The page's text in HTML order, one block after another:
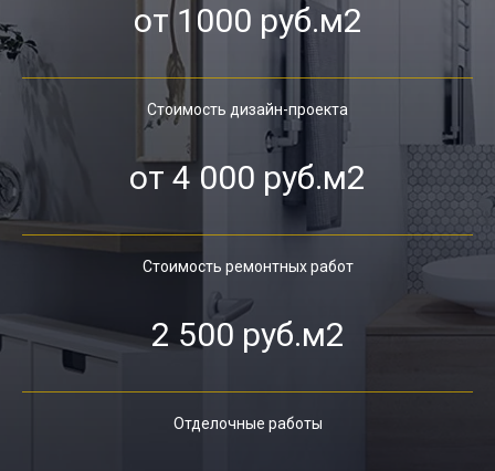
от 1000 руб.м2
Стоимость дизайн-проекта
от 4 000 руб.м2
Стоимость ремонтных работ
2 500 руб.м2
Отделочные работы